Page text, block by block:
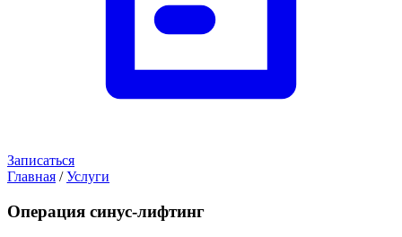
Записаться
Главная /Услуги
Операция синус-лифтинг